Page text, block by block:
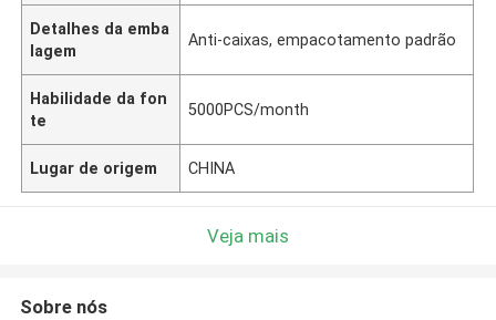
Detalhes da emba
lagem
Anti-caixas, empacotamento padrão
Habilidade da fon
te
5000PCS/month
Lugar de origem CHINA
Veja mais
Sobre nós